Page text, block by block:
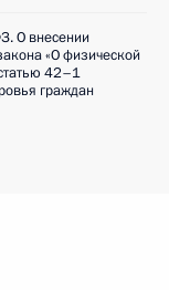
О внесении
«О физической
42–1
граждан